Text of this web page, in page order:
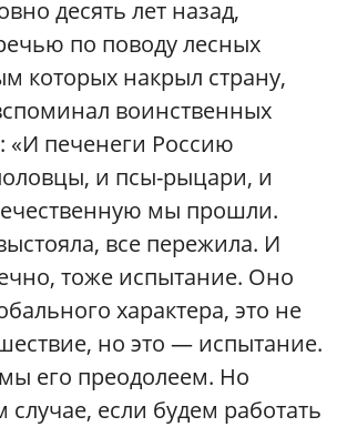
десять лет назад,
по поводу лесных
которых накрыл страну,
воинственных
«И печенеги Россию
и псы-рыцари, и
мы прошли.
все пережила. И
тоже испытание. Оно
характера, это не
но это — испытание.
его преодолеем. Но
случае, если будем работать